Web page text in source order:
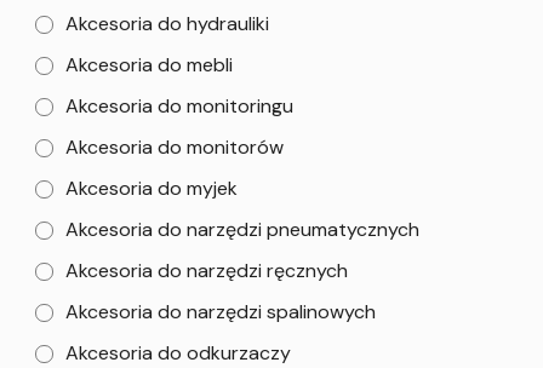
Akcesoria do hydrauliki
Akcesoria do mebli
Akcesoria do monitoringu
Akcesoria do monitorów
Akcesoria do myjek
Akcesoria do narzędzi pneumatycznych
Akcesoria do narzędzi ręcznych
Akcesoria do narzędzi spalinowych
Akcesoria do odkurzaczy